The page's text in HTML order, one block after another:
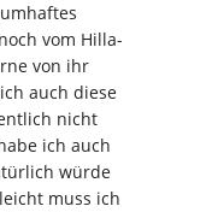
vom Hilla-
von ihr
auch diese
nicht
ich auch
würde
muss ich